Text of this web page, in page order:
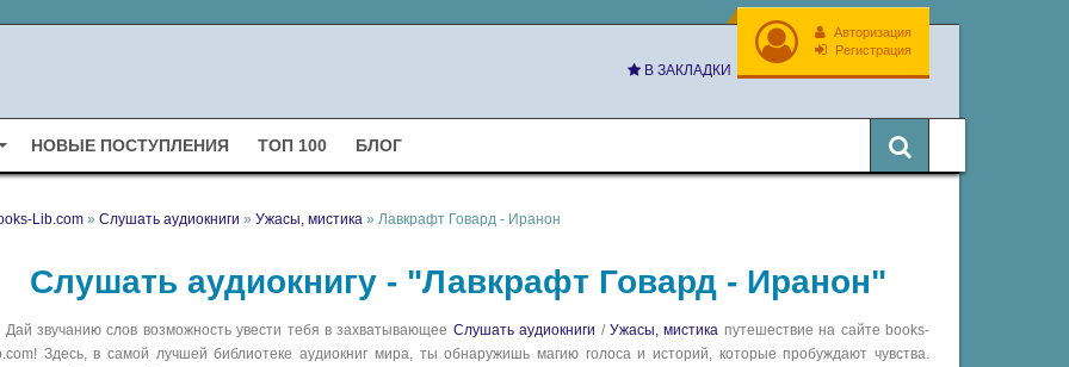
Авторизация
Регистрация
В ЗАКЛАДКИ
НОВЫЕ ПОСТУПЛЕНИЯ ТОП 100 БЛОГ
Lib.com » Слушать аудиокниги » Ужасы, мистика » Лавкрафт Говард - Иранон
Слушать аудиокнигу - "Лавкрафт Говард - Иранон"
Дай звучанию слов возможность увести тебя в захватывающее Слушать аудиокниги /Ужасы, мистика путешествие на сайте books-
Здесь, в самой лучшей библиотеке аудиокниг мира, ты обнаружишь магию голоса и историй, которые пробуждают чувства.